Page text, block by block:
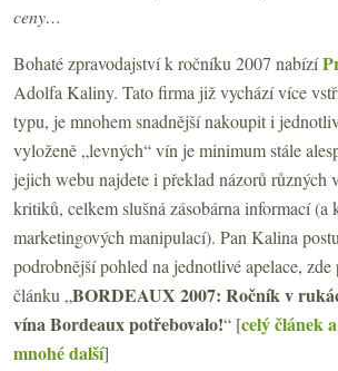
ceny…
Bohaté zpravodajství k ročníku 2007 nabízí
Adolfa Kaliny. Tato firma již vychází více
typu, je mnohem snadnější nakoupit i
vyloženě „levných“ vín je minimum stále
jejich webu najdete i překlad názorů různých
kritiků, celkem slušná zásobárna informací (a
marketingových manipulací). Pan Kalina
podrobnější pohled na jednotlivé apelace,
článku „BORDEAUX 2007: Ročník v
vína Bordeaux potřebovalo!“ [celý článek
mnohé další]